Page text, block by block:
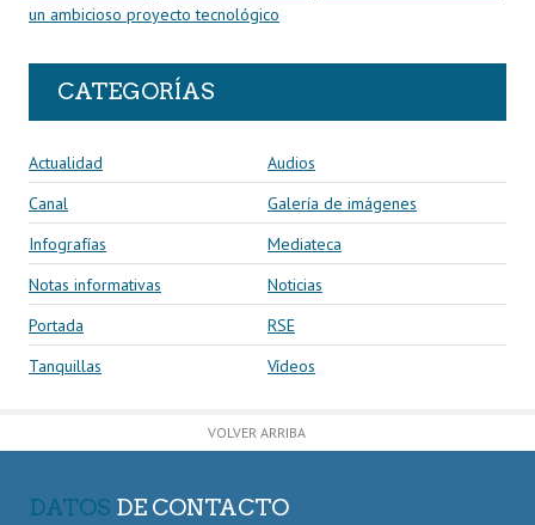
un ambicioso proyecto tecnológico
CATEGORÍAS
Actualidad
Audios
Canal
Galería de imágenes
Infografías
Mediateca
Notas informativas
Noticias
Portada
RSE
Tanquillas
Vídeos
VOLVER ARRIBA
DATOS DE CONTACTO